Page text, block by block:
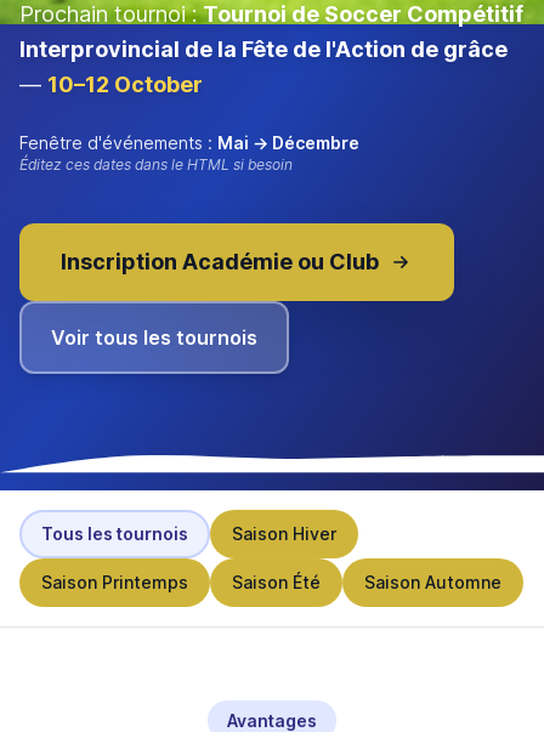
Prochain tournoi :Tournoi de Soccer Compétitif
Interprovincial de la Fête de l'Action de grâce
— 10–12 October
Fenêtre d'événements : Mai → Décembre
Éditez ces dates dans le HTML si besoin
Inscription Académie ou Club
Voir tous les tournois
Tous les tournois Saison Hiver
Saison Printemps Saison Été Saison Automne
Avantages